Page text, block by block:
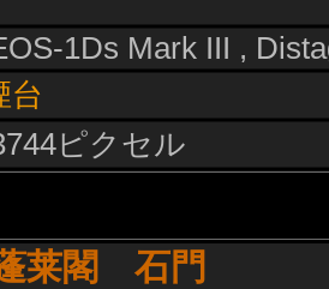
1Ds Mark III ,
台
ピクセル
莱閣 石門